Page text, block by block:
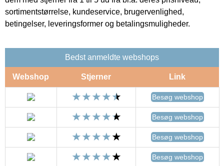
sortimentstørrelse, kundeservice, brugervenlighed,
betingelser, leveringsformer og betalingsmuligheder.
Bedst anmeldte webshops
Webshop Stjerner Link
Besøg webshop
Besøg webshop
Besøg webshop
Besøg webshop